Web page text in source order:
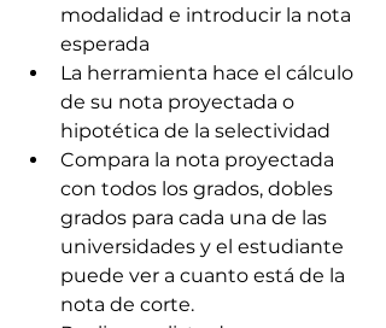
modalidad e introducir la nota
esperada
La herramienta hace el cálculo
de su nota proyectada o
hipotética de la selectividad
Compara la nota proyectada
con todos los grados, dobles
grados para cada una de las
universidades y el estudiante
puede ver a cuanto está de la
nota de corte.